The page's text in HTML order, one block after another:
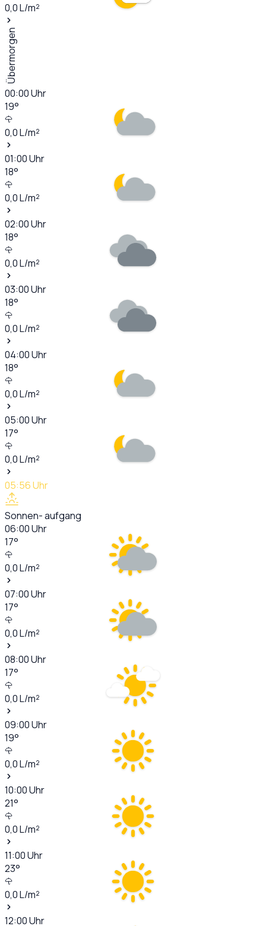
0,0L/m²
Übermorgen
00:00Uhr
19°
0,0L/m²
01:00Uhr
18°
0,0L/m²
02:00Uhr
18°
0,0L/m²
03:00Uhr
18°
0,0L/m²
04:00Uhr
18°
0,0L/m²
05:00Uhr
17°
0,0L/m²
05:56Uhr
Sonnen- aufgang
06:00Uhr
17°
0,0L/m²
07:00Uhr
17°
0,0L/m²
08:00Uhr
17°
0,0L/m²
09:00Uhr
19°
0,0L/m²
10:00Uhr
21°
0,0L/m²
11:00Uhr
23°
0,0L/m²
12:00Uhr